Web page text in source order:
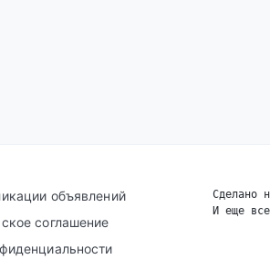
объявлений
соглашение
Сделано
И еще